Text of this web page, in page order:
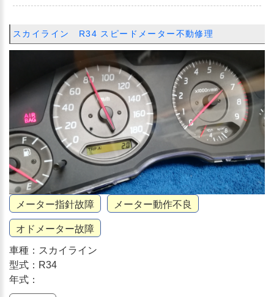
スカイライン R34 スピードメーター不動修理
メーター指針故障 メーター動作不良
オドメーター故障
車種：スカイライン
型式：R34
年式：